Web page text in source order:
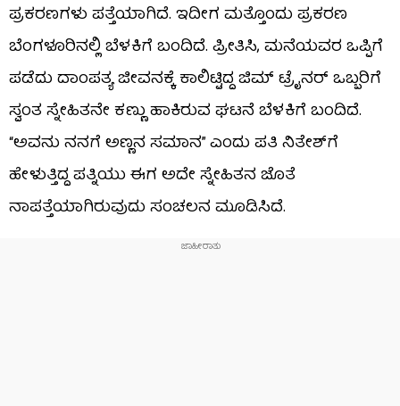
ಪ್ರಕರಣಗಳು ಪತ್ತೆಯಾಗಿದೆ. ಇದೀಗ ಮತ್ತೊಂದು ಪ್ರಕರಣ
ಬೆಂಗಳೂರಿನಲ್ಲಿ ಬೆಳಕಿಗೆ ಬಂದಿದೆ. ಪ್ರೀತಿಸಿ, ಮನೆಯವರ ಒಪ್ಪಿಗೆ
ಪಡೆದು ದಾಂಪತ್ಯ ಜೀವನಕ್ಕೆ ಕಾಲಿಟ್ಟಿದ್ದ ಜಿಮ್ ಟ್ರೈನರ್ ಒಬ್ಬರಿಗೆ
ಸ್ವಂತ ಸ್ನೇಹಿತನೇ ಕಣ್ಣು ಹಾಕಿರುವ ಘಟನೆ ಬೆಳಕಿಗೆ ಬಂದಿದೆ.
“ಅವನು ನನಗೆ ಅಣ್ಣನ ಸಮಾನ” ಎಂದು ಪತಿ ನಿತೇಶ್‌ಗೆ
ಹೇಳುತ್ತಿದ್ದ ಪತ್ನಿಯು ಈಗ ಅದೇ ಸ್ನೇಹಿತನ ಜೊತೆ
ನಾಪತ್ತೆಯಾಗಿರುವುದು ಸಂಚಲನ ಮೂಡಿಸಿದೆ.